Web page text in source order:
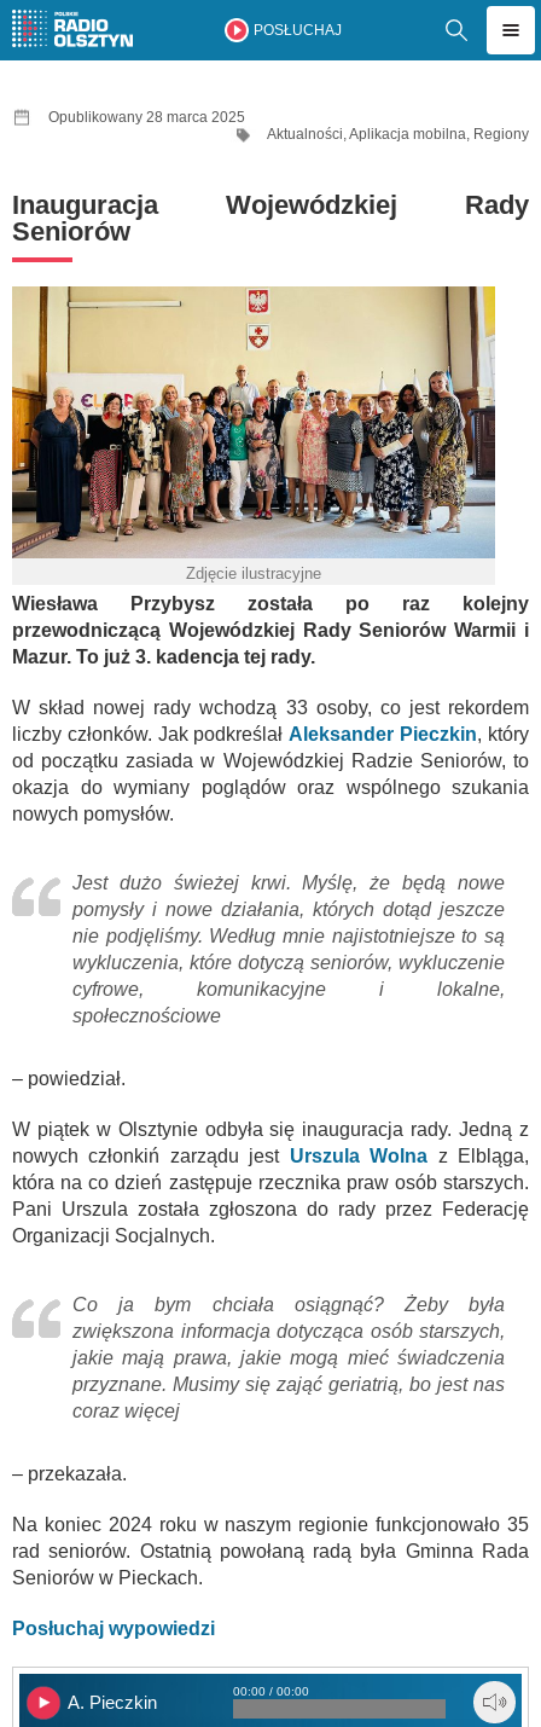
POSŁUCHAJ
Opublikowany 28 marca 2025
Aktualności,Aplikacja mobilna, Regiony
Inauguracja Wojewódzkiej Rady
Seniorów
Zdjęcie ilustracyjne
Wiesława Przybysz została po raz kolejny
przewodniczącą Wojewódzkiej Rady Seniorów Warmii i
Mazur. To już 3. kadencja tej rady.
W skład nowej rady wchodzą 33 osoby, co jest rekordem
liczby członków. Jak podkreślałAleksander Pieczkin, który
od początku zasiada w Wojewódzkiej Radzie Seniorów, to
okazja do wymiany poglądów oraz wspólnego szukania
nowych pomysłów.
Jest dużo świeżej krwi. Myślę, że będą nowe
pomysły i nowe działania, których dotąd jeszcze
nie podjęliśmy. Według mnie najistotniejsze to są
wykluczenia, które dotyczą seniorów, wykluczenie
cyfrowe, komunikacyjne i lokalne,
społecznościowe
– powiedział.
W piątek w Olsztynie odbyła się inauguracja rady. Jedną z
nowych członkiń zarządu jest Urszula Wolna z Elbląga,
która na co dzień zastępuje rzecznika praw osób starszych.
Pani Urszula została zgłoszona do rady przez Federację
Organizacji Socjalnych.
Co ja bym chciała osiągnąć? Żeby była
zwiększona informacja dotycząca osób starszych,
jakie mają prawa, jakie mogą mieć świadczenia
przyznane. Musimy się zająć geriatrią, bo jest nas
coraz więcej
– przekazała.
Na koniec 2024 roku w naszym regionie funkcjonowało 35
rad seniorów. Ostatnią powołaną radą była Gminna Rada
Seniorów w Pieckach.
Posłuchaj wypowiedzi
A. Pieczkin
00:00 / 00:00